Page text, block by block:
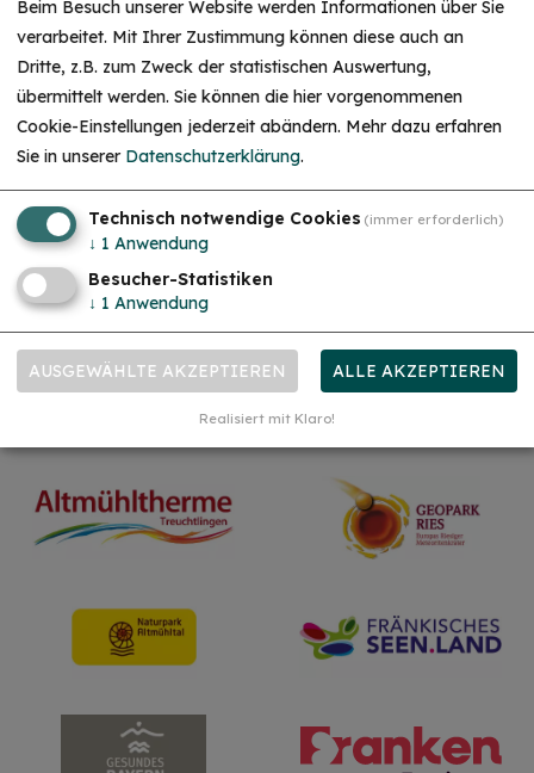
Unsere Partner
HINWEIS
Christkind & Engel gesucht!
Wir suchen dich als Christkind oder Engel. Hast
du Lust das Gesicht der Treuchtlinger
Lächeln ins Gesicht zu zaubern und Freude und
Herzlichkeit auszustrahlen? Dann melde dich
gerne bei uns!...mehr
Beim Besuch unserer Website werden Informationen über Sie
verarbeitet. Mit Ihrer Zustimmung können diese auch an
Dritte, z.B. zum Zweck der statistischen Auswertung,
übermittelt werden. Sie können die hier vorgenommenen
Cookie-Einstellungen jederzeit abändern. Mehr dazu erfahren
Sie in unserer Datenschutzerklärung.
Technisch notwendige Cookies (immer erforderlich)
↓ 1 Anwendung
Besucher-Statistiken
↓ 1 Anwendung
AUSGEWÄHLTE AKZEPTIEREN ALLE AKZEPTIEREN
Realisiert mit Klaro!